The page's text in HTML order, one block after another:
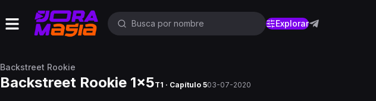
Explorar
Backstreet Rookie
Backstreet Rookie 1x5T1 · Capítulo 503-07-2020